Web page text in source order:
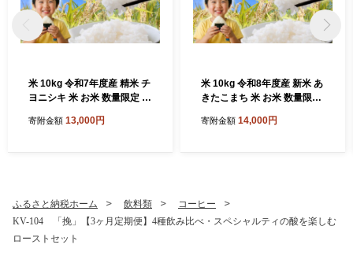
米 10kg 令和7年度産 精米 チ
ヨニシキ 米 お米 数量限定 単
白米 弁当 こめ おこめ kome
寄附金額 13,000円
米 10kg 令和8年度産 新米 あ
きたこまち 米 お米 数量限定
0kg 米10kg 白米 弁当 こめ
嶋市
寄附金額 14,000円
ふるさと納税ホーム 飲料類
コーヒー
KV-104 「挽」【3ヶ月定期便】4種飲み比べ・スペシャルティの酸を楽しむ
ローストセット